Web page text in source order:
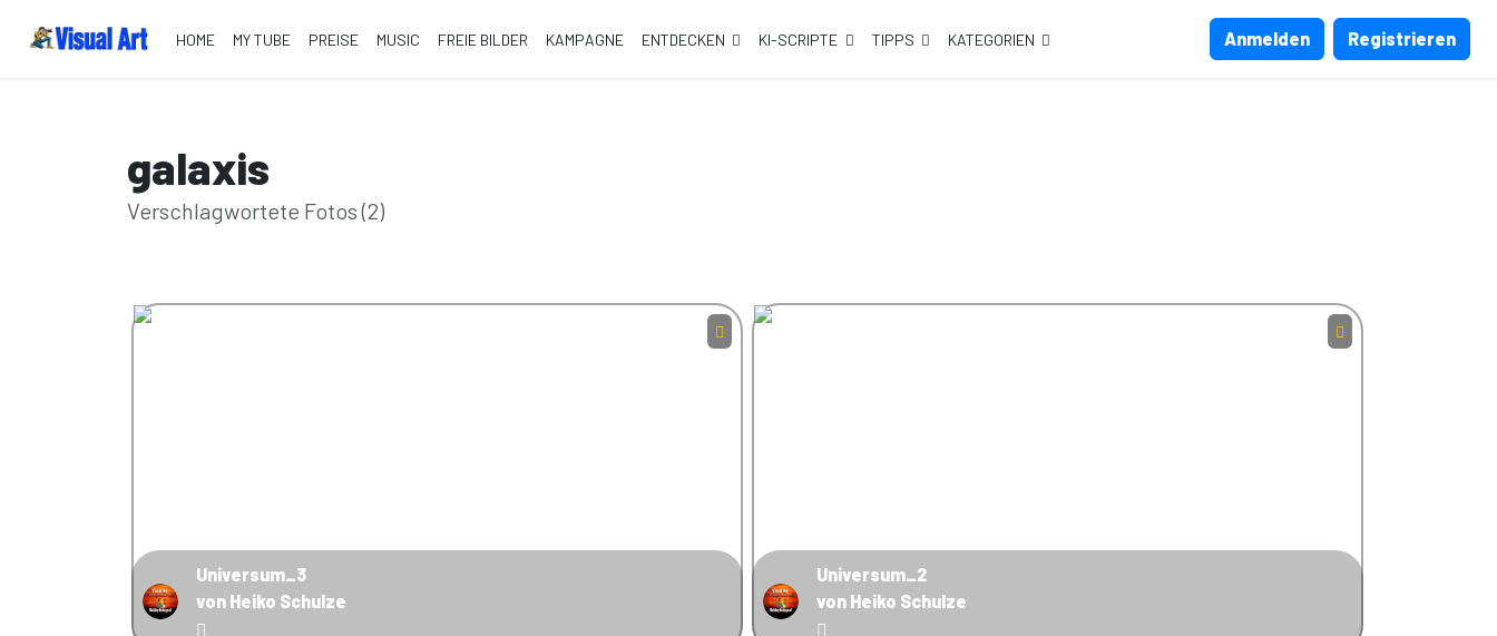
HOME MY TUBE PREISE MUSIC FREIE BILDER KAMPAGNE ENTDECKEN KI-SCRIPTE TIPPS KATEGORIEN Anmelden Registrieren
galaxis
Verschlagwortete Fotos (2)
Universum_3
von Heiko Schulze
Universum_2
von Heiko Schulze